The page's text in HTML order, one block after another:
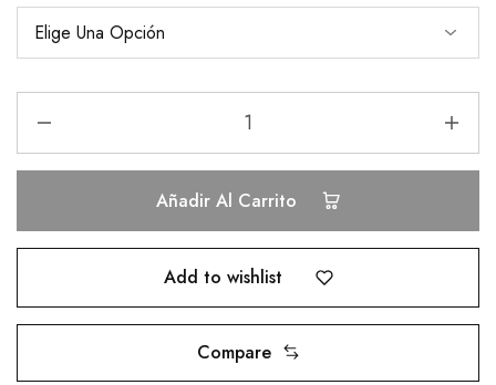
Añadir Al Carrito
Add to wishlist
Compare